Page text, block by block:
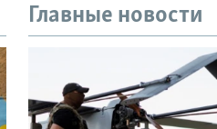
Главные новости